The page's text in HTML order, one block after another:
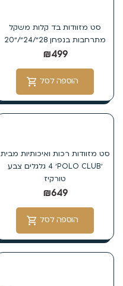
סט מזוודות בד קלות משקל
מתרחבות בנפחן 28״/24״/״20
₪499
הוספה לסל
סט מזוודות רכות ואיכותיות מבית
׳POLO CLUB׳ 4 גלגלים צבע
טורקיז
₪649
הוספה לסל